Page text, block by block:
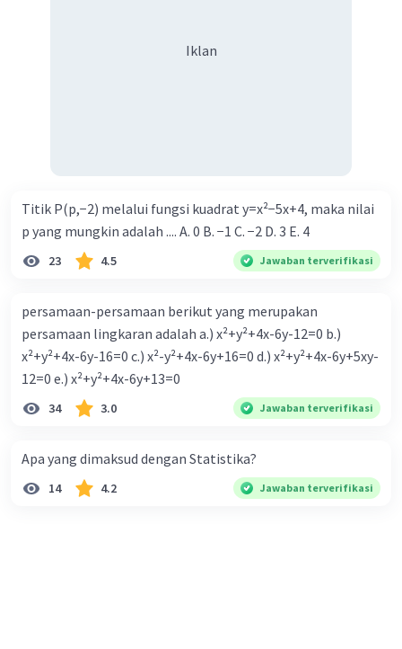
Iklan
Titik P(p,−2) melalui fungsi kuadrat y=x²−5x+4, maka nilai
p yang mungkin adalah .... A. 0 B. −1 C. −2 D. 3 E. 4
23 4.5 Jawaban terverifikasi
persamaan-persamaan berikut yang merupakan
persamaan lingkaran adalah a.) x²+y²+4x-6y-12=0 b.)
x²+y²+4x-6y-16=0 c.) x²-y²+4x-6y+16=0 d.) x²+y²+4x-6y+5xy-
12=0 e.) x²+y²+4x-6y+13=0
34 3.0 Jawaban terverifikasi
Apa yang dimaksud dengan Statistika?
14 4.2 Jawaban terverifikasi